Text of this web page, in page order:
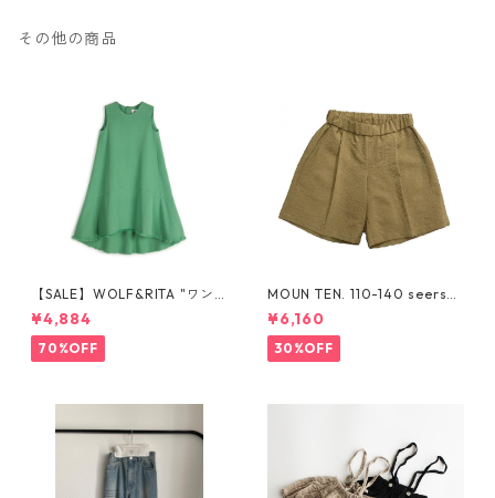
その他の商品
【SALE】WOLF&RITA "ワン
ピース LAURA STONE GREE
N" 6y-12y
¥4,884
70%OFF
MOUN TEN. 110-140 seersuc
ker half pants [MP55C-173
6a]
¥6,160
30%OFF